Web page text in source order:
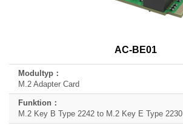
AC-BE01
M.2 Adapter Card
M.2 Key B Type 2242 to M.2 Key E Type 2230